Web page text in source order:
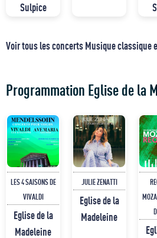
Sulpice
Voir tous les concerts Musique classique
Programmation Eglise de la
LES 4 SAISONS DE
VIVALDI
Eglise de la
Madeleine
JULIE ZENATTI
Eglise de la
Madeleine